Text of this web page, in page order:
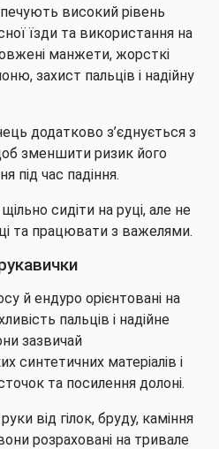
високий рівень
їзди та використання на
манжети, жорсткі
захист пальців і надійну
додатково з’єднується з
зменшити ризик його
під час падіння.
сидіти на руці, але не
та працювати з важелями.
й ендуро орієнтовані на
пальців і надійне
зазвичай
синтетичних матеріалів і
та посилення долоні.
від гілок, бруду, каміння
розраховані на тривале